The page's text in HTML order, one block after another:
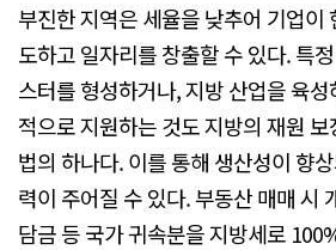
부진한 지역은 세율을 낮추어 기업이
도하고 일자리를 창출할 수 있다. 특
스터를 형성하거나, 지방 산업을 육
적으로 지원하는 것도 지방의 재원
법의 하나다. 이를 통해 생산성이 향
력이 주어질 수 있다. 부동산 매매 시
담금 등 국가 귀속분을 지방세로